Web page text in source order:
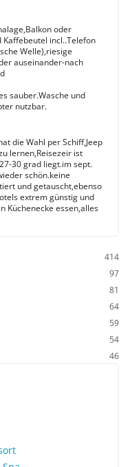
oder
incl..Telefon
Welle),riesige
auseinander-nach
sauber.Wasche und
nutzbar.
die Wahl per Schiff,Jeep
lernen,Reisezeir ist
30 grad liegt.im sept.
schön.keine
und getauscht,ebenso
extrem günstig und
Küchenecke essen,alles
414
97
81
64
59
54
46